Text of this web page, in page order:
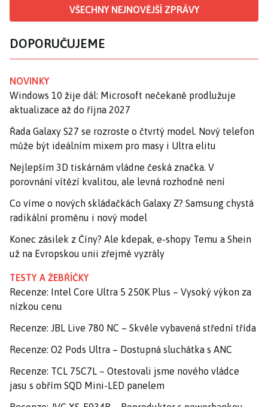
VŠECHNY NEJNOVĚJŠÍ ZPRÁVY
DOPORUČUJEME
NOVINKY
Windows 10 žije dál: Microsoft nečekaně prodlužuje
aktualizace až do října 2027
Řada Galaxy S27 se rozroste o čtvrtý model. Nový telefon
může být ideálním mixem pro masy i Ultra elitu
Nejlepším 3D tiskárnám vládne česká značka. V
porovnání vítězí kvalitou, ale levná rozhodně není
Co víme o nových skládačkách Galaxy Z? Samsung chystá
radikální proměnu i nový model
Konec zásilek z Číny? Ale kdepak, e-shopy Temu a Shein
už na Evropskou unii zřejmě vyzrály
TESTY A ŽEBŘÍČKY
Recenze: Intel Core Ultra 5 250K Plus – Vysoký výkon za
nízkou cenu
Recenze: JBL Live 780 NC – Skvěle vybavená střední třída
Recenze: O2 Pods Ultra – Dostupná sluchátka s ANC
Recenze: TCL 75C7L – Otestovali jsme nového vládce
jasu s obřím SQD Mini-LED panelem